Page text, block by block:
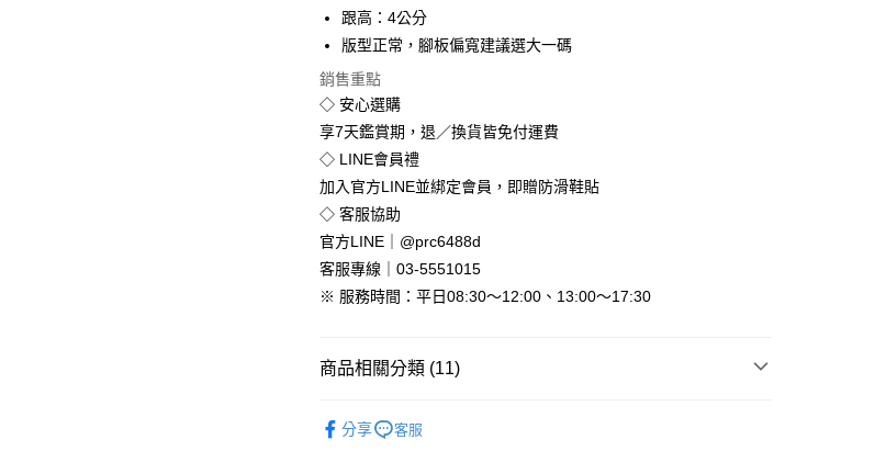
街口支付
悠遊付
Google Pay
全盈+PAY
運送方式
全家付款取貨
免運費
跟高：4公分
版型正常，腳板偏寬建議選大一碼
銷售重點
◇ 安心選購
享7天鑑賞期，退／換貨皆免付運費
◇ LINE會員禮
加入官方LINE並綁定會員，即贈防滑鞋貼
◇ 客服協助
官方LINE｜@prc6488d
客服專線｜03-5551015
※ 服務時間：平日08:30～12:00、13:00～17:30
商品相關分類 (11)
分享 客服